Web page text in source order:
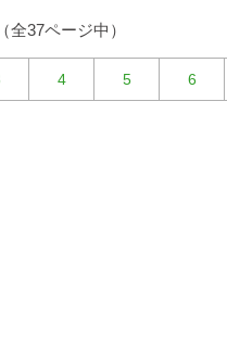
全37ページ中）
4 5 6